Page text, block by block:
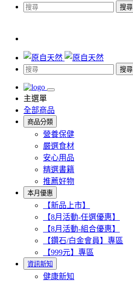
搜尋
搜尋
主選單
全部商品
商品分類
營養保健
嚴選食材
安心用品
精選書籍
推薦好物
本月優惠
【新品上市】
【8月活動-任選優惠】
【8月活動-組合優惠】
【鑽石/白金會員】專區
【999元】專區
資訊新知
健康新知